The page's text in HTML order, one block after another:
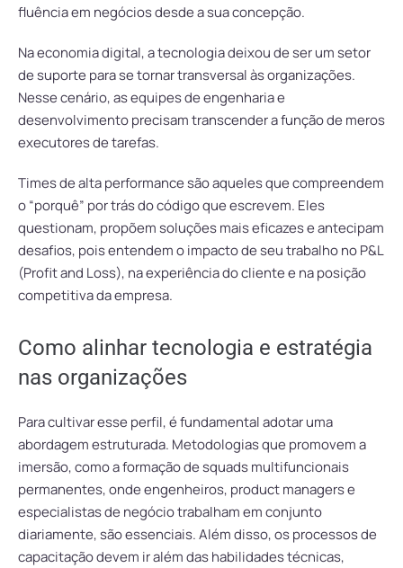
fluência em negócios desde a sua concepção.
Na economia digital, a tecnologia deixou de ser um setor
de suporte para se tornar transversal às organizações.
Nesse cenário, as equipes de engenharia e
desenvolvimento precisam transcender a função de meros
executores de tarefas.
Times de alta performance são aqueles que compreendem
o “porquê” por trás do código que escrevem. Eles
questionam, propõem soluções mais eficazes e antecipam
desafios, pois entendem o impacto de seu trabalho no P&L
(Profit and Loss), na experiência do cliente e na posição
competitiva da empresa.
Como alinhar tecnologia e estratégia
nas organizações
Para cultivar esse perfil, é fundamental adotar uma
abordagem estruturada. Metodologias que promovem a
imersão, como a formação de squads multifuncionais
permanentes, onde engenheiros, product managers e
especialistas de negócio trabalham em conjunto
diariamente, são essenciais. Além disso, os processos de
capacitação devem ir além das habilidades técnicas,